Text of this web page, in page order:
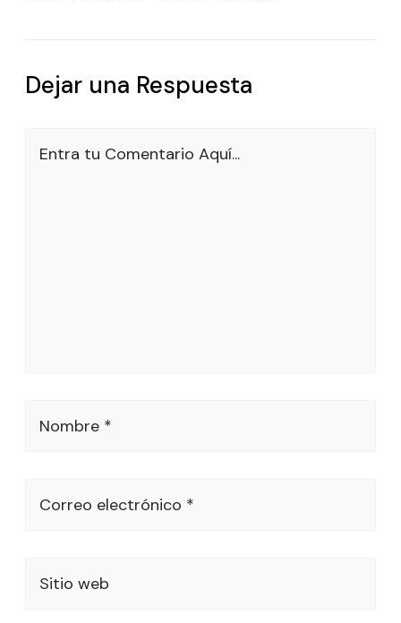
Dejar una Respuesta
Entra tu Comentario Aquí...
Nombre *
Correo electrónico *
Sitio web